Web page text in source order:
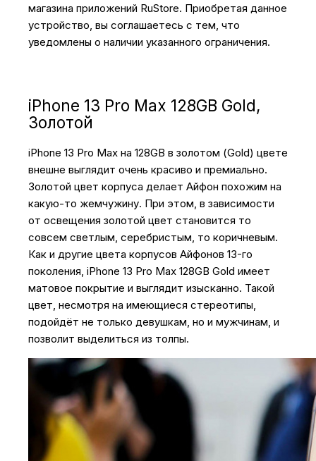
магазина приложений RuStore. Приобретая данное
устройство, вы соглашаетесь с тем, что
уведомлены о наличии указанного ограничения.
iPhone 13 Pro Max 128GB Gold,
Золотой
iPhone 13 Pro Max на 128GB в золотом (Gold) цвете
внешне выглядит очень красиво и премиально.
Золотой цвет корпуса делает Айфон похожим на
какую-то жемчужину. При этом, в зависимости
от освещения золотой цвет становится то
совсем светлым, серебристым, то коричневым.
Как и другие цвета корпусов Айфонов 13-го
поколения, iPhone 13 Pro Max 128GB Gold имеет
матовое покрытие и выглядит изысканно. Такой
цвет, несмотря на имеющиеся стереотипы,
подойдёт не только девушкам, но и мужчинам, и
позволит выделиться из толпы.